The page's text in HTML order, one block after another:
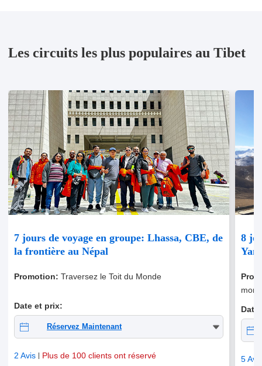
Les circuits les plus populaires au Tibet
7 jours de voyage en groupe: Lhassa, CBE, de
la frontière au Népal
Promotion: Traversez le Toit du Monde
Date et prix:
Réservez Maintenant
2 Avis Plus de 100 clients ont réservé
8
5 Avis